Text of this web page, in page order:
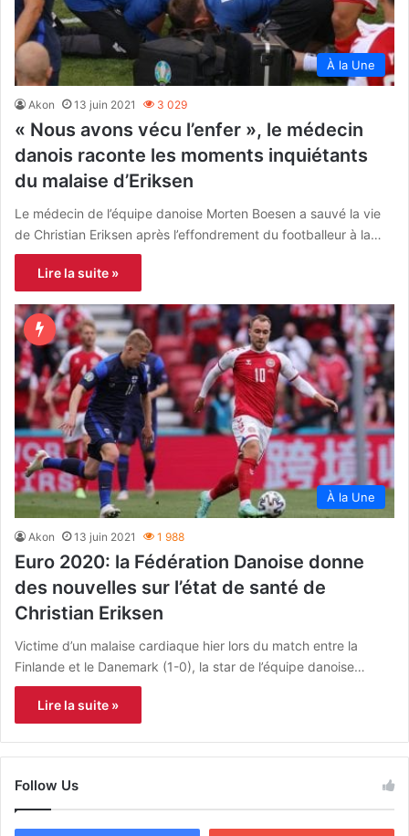
À la Une
Akon 13 juin 2021 3 029
« Nous avons vécu l’enfer », le médecin
danois raconte les moments inquiétants
du malaise d’Eriksen
Le médecin de l’équipe danoise Morten Boesen a sauvé la vie
de Christian Eriksen après l’effondrement du footballeur à la…
Lire la suite »
À la Une
Akon 13 juin 2021 1 988
Euro 2020: la Fédération Danoise donne
des nouvelles sur l’état de santé de
Christian Eriksen
Victime d’un malaise cardiaque hier lors du match entre la
Finlande et le Danemark (1-0), la star de l’équipe danoise…
Lire la suite »
Follow Us